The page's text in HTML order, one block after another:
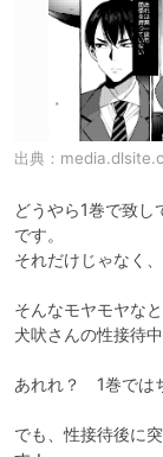
出典：
どうやら1巻で致し
です。
それだけじゃなく
そんなモヤモヤな
犬吠さんの性接待
あれれ？　1巻で
でも、性接待後に